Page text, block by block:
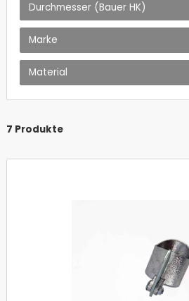
Durchmesser (Bauer HK)
Marke
Material
7 Produkte